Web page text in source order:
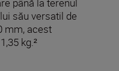
său versatil de
mm, acest
kg.²